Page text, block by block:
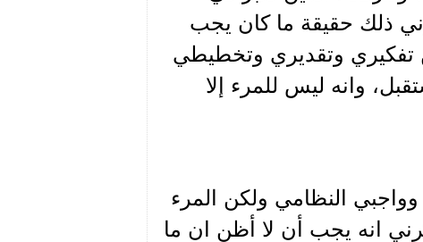
ذلك حقيقة ما كان يجب
تفكيري وتقديري وتخطيطي
وانه ليس للمرء إلا
النظامي ولكن المرء
انه يجب أن لا أظن ان ما